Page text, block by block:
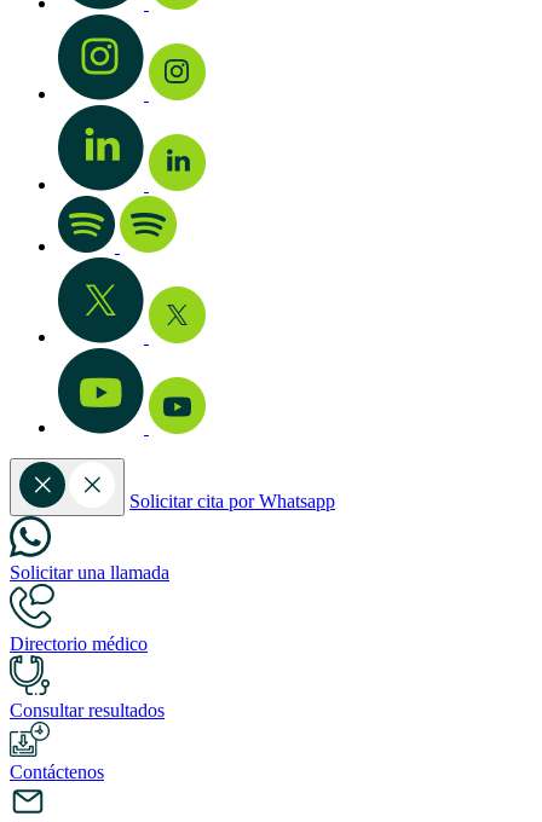
Solicitar cita por Whatsapp
Solicitar una llamada
Directorio médico
Consultar resultados
Contáctenos